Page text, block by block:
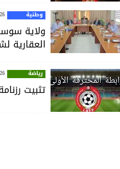
وطنية
ولاية
العقارية
رياضة
تثبيت